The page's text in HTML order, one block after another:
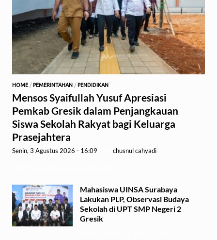
HOME /PEMERINTAHAN /PENDIDIKAN
Mensos Syaifullah Yusuf Apresiasi
Pemkab Gresik dalam Penjangkauan
Siswa Sekolah Rakyat bagi Keluarga
Prasejahtera
Senin, 3 Agustus 2026 - 16:09 chusnul cahyadi
Mahasiswa UINSA Surabaya
Lakukan PLP, Observasi Budaya
Sekolah di UPT SMP Negeri 2
Gresik